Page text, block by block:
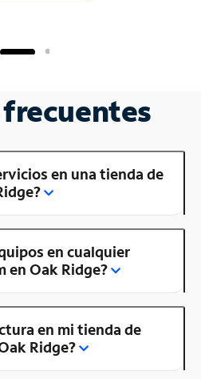
en una tienda de
en cualquier
en Oak Ridge?
en mi tienda de
Ridge?